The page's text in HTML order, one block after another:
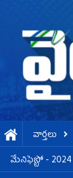
వార్తలు
మేనిఫెస్టో - 2024